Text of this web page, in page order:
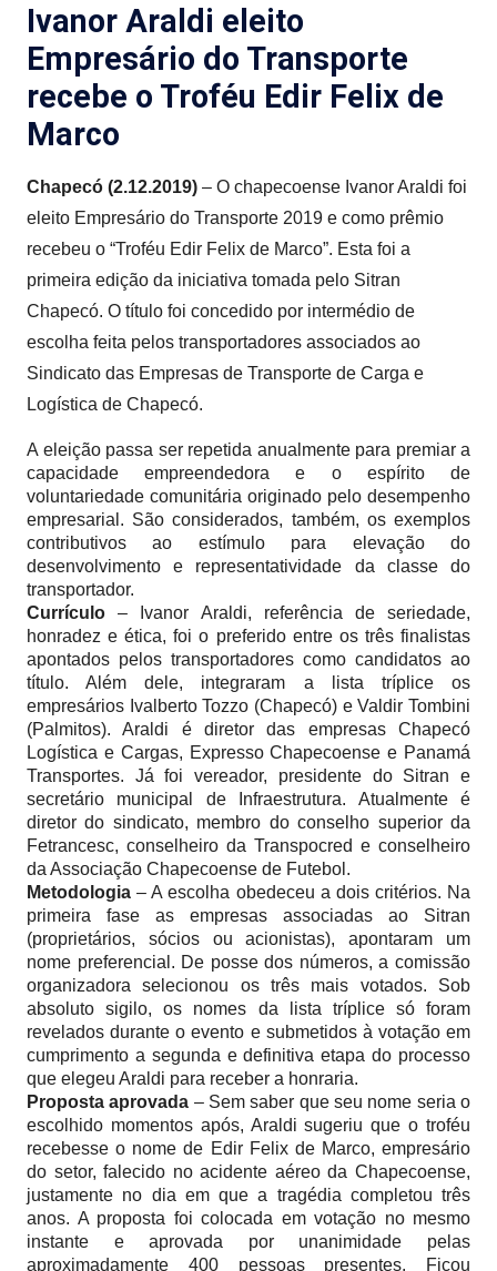
Ivanor Araldi eleito
Empresário do Transporte
recebe o Troféu Edir Felix de
Marco
Chapecó (2.12.2019) – O chapecoense Ivanor Araldi foi
eleito Empresário do Transporte 2019 e como prêmio
recebeu o “Troféu Edir Felix de Marco”. Esta foi a
primeira edição da iniciativa tomada pelo Sitran
Chapecó. O título foi concedido por intermédio de
escolha feita pelos transportadores associados ao
Sindicato das Empresas de Transporte de Carga e
Logística de Chapecó.
A eleição passa ser repetida anualmente para premiar a
capacidade empreendedora e o espírito de
voluntariedade comunitária originado pelo desempenho
empresarial. São considerados, também, os exemplos
contributivos ao estímulo para elevação do
desenvolvimento e representatividade da classe do
transportador.
Currículo – Ivanor Araldi, referência de seriedade,
honradez e ética, foi o preferido entre os três finalistas
apontados pelos transportadores como candidatos ao
título. Além dele, integraram a lista tríplice os
empresários Ivalberto Tozzo (Chapecó) e Valdir Tombini
(Palmitos). Araldi é diretor das empresas Chapecó
Logística e Cargas, Expresso Chapecoense e Panamá
Transportes. Já foi vereador, presidente do Sitran e
secretário municipal de Infraestrutura. Atualmente é
diretor do sindicato, membro do conselho superior da
Fetrancesc, conselheiro da Transpocred e conselheiro
da Associação Chapecoense de Futebol.
Metodologia– A escolha obedeceu a dois critérios. Na
primeira fase as empresas associadas ao Sitran
(proprietários, sócios ou acionistas), apontaram um
nome preferencial. De posse dos números, a comissão
organizadora selecionou os três mais votados. Sob
absoluto sigilo, os nomes da lista tríplice só foram
revelados durante o evento e submetidos à votação em
cumprimento a segunda e definitiva etapa do processo
que elegeu Araldi para receber a honraria.
Proposta aprovada – Sem saber que seu nome seria o
escolhido momentos após, Araldi sugeriu que o troféu
recebesse o nome de Edir Felix de Marco, empresário
do setor, falecido no acidente aéreo da Chapecoense,
justamente no dia em que a tragédia completou três
anos. A proposta foi colocada em votação no mesmo
instante e aprovada por unanimidade pelas
aproximadamente 400 pessoas presentes. Ficou